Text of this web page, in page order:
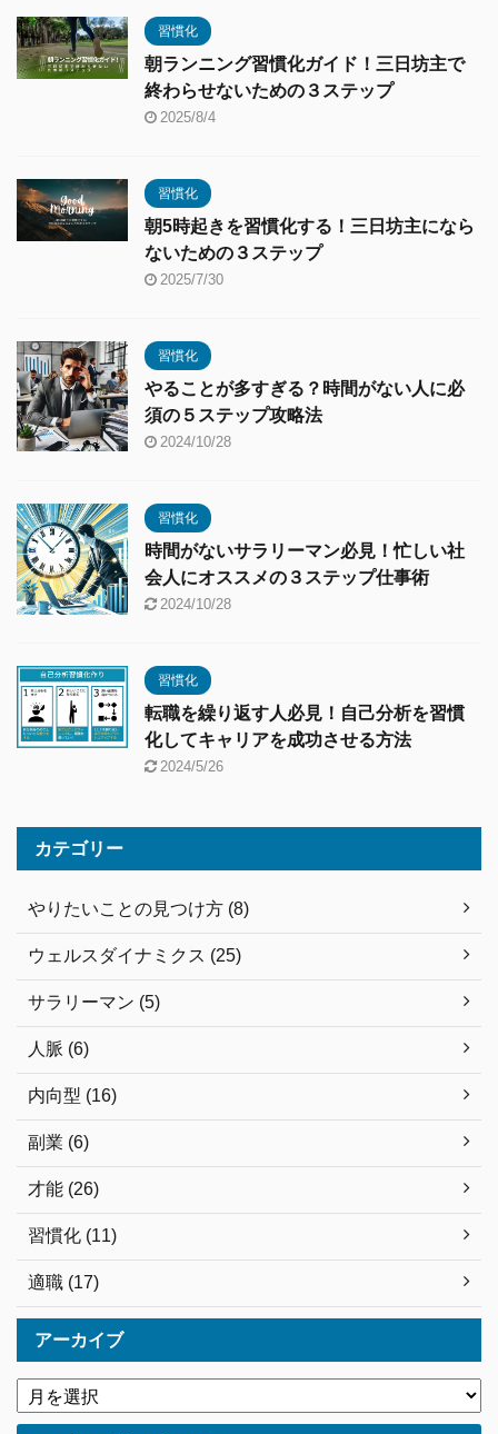
習慣化
朝ランニング習慣化ガイド！三日坊主で
終わらせないための３ステップ
2025/8/4
習慣化
朝5時起きを習慣化する！三日坊主になら
ないための３ステップ
2025/7/30
習慣化
やることが多すぎる？時間がない人に必
須の５ステップ攻略法
2024/10/28
習慣化
時間がないサラリーマン必見！忙しい社
会人にオススメの３ステップ仕事術
2024/10/28
習慣化
転職を繰り返す人必見！自己分析を習慣
化してキャリアを成功させる方法
2024/5/26
カテゴリー
やりたいことの見つけ方 (8)
ウェルスダイナミクス (25)
サラリーマン (5)
人脈 (6)
内向型 (16)
副業 (6)
才能 (26)
習慣化 (11)
適職 (17)
アーカイブ